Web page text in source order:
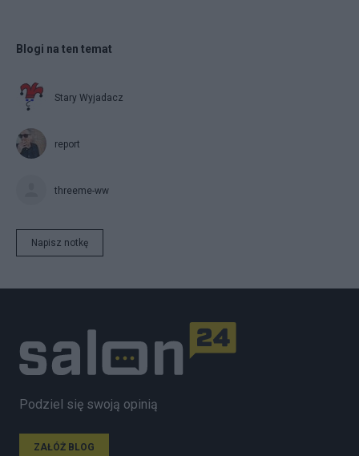
Blogi na ten temat
Stary Wyjadacz
report
threeme-ww
Napisz notkę
Podziel się swoją opinią
ZAŁÓŻ BLOG